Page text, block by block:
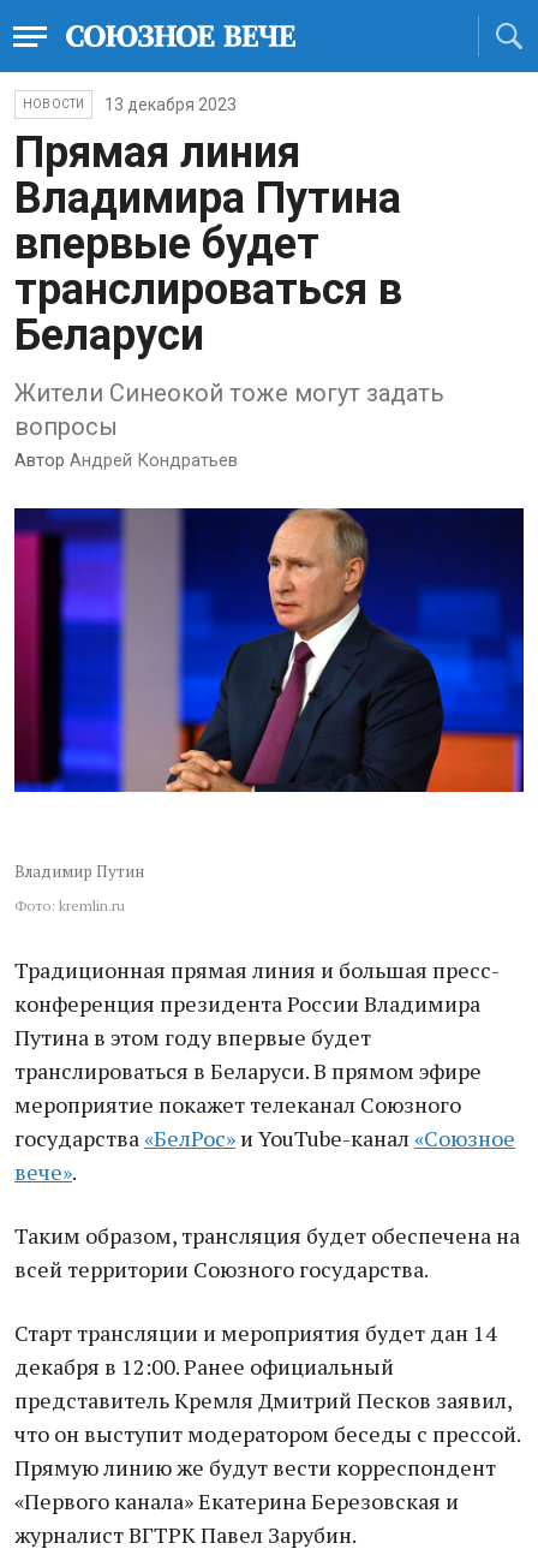
НОВОСТИ 13 декабря 2023
Прямая линия
Владимира Путина
впервые будет
транслироваться в
Беларуси
Жители Синеокой тоже могут задать
вопросы
Автор Андрей Кондратьев
Владимир Путин
Фото: kremlin.ru
Традиционная прямая линия и большая пресс-
конференция президента России Владимира
Путина в этом году впервые будет
транслироваться в Беларуси. В прямом эфире
мероприятие покажет телеканал Союзного
государства«БелРос» и YouTube-канал «Союзное
вече».
Таким образом, трансляция будет обеспечена на
всей территории Союзного государства.
Старт трансляции и мероприятия будет дан 14
декабря в 12:00. Ранее официальный
представитель Кремля Дмитрий Песков заявил,
что он выступит модератором беседы с прессой.
Прямую линию же будут вести корреспондент
«Первого канала» Екатерина Березовская и
журналист ВГТРК Павел Зарубин.